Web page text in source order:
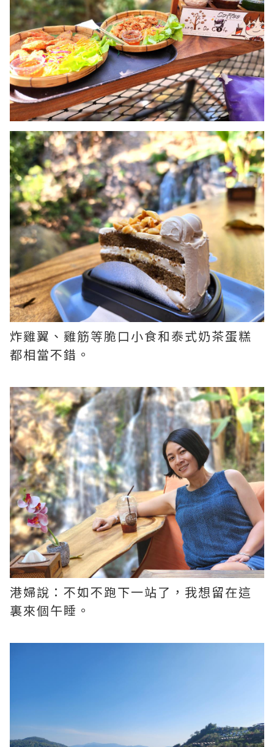
炸雞翼、雞筋等脆口小食和泰式奶茶蛋糕
都相當不錯。
港婦說：不如不跑下一站了，我想留在這
裏來個午睡。